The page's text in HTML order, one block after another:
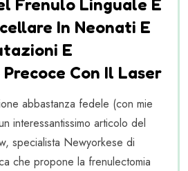
Frenulo Linguale E
In Neonati E
E
Con Il Laser
abbastanza fedele (con mie
interessantissimo articolo del
specialista Newyorkese di
che propone la frenulectomia